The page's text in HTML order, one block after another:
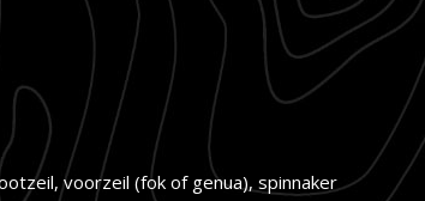
voorzeil (fok of genua), spinnaker